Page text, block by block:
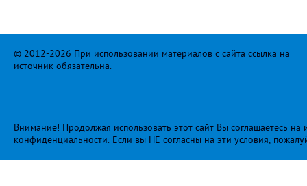
© 2012-2026 При использовании материалов с сайта ссылка на
источник обязательна.
Внимание! Продолжая использовать этот сайт Вы соглашаетесь
конфиденциальности. Если вы НЕ согласны на эти условия,